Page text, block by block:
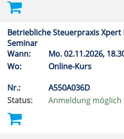
Betriebliche Steuerpraxis Xpert
Seminar
Wann:
Mo.02.11.2026,
Wo:
Online-Kurs
Nr.:
A550A036D
Status:
Anmeldung möglich